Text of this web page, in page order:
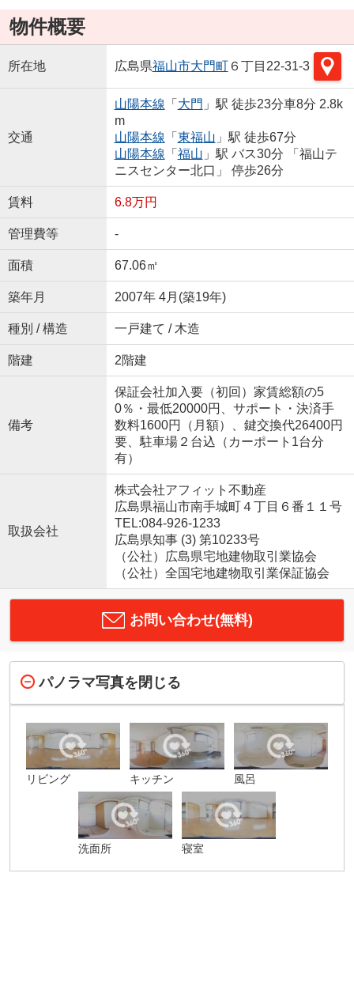
物件概要
所在地 広島県福山市大門町６丁目22-31-3
交通
山陽本線 「 大門 」駅 徒歩23分車8分 2.8k
m
山陽本線 「 東福山 」駅 徒歩67分
山陽本線 「 福山 」駅 バス30分 「福山テ
ニスセンター北口」 停歩26分
賃料 6.8万円
管理費等 -
面積 67.06㎡
築年月 2007年 4月(築19年)
種別 / 構造 一戸建て / 木造
階建 2階建
備考
保証会社加入要（初回）家賃総額の5
0％・最低20000円、サポート・決済手
数料1600円（月額）、鍵交換代26400円
要、駐車場２台込（カーポート1台分
有）
取扱会社
株式会社アフィット不動産
広島県福山市南手城町４丁目６番１１号
TEL:084-926-1233
広島県知事 (3) 第10233号
（公社）広島県宅地建物取引業協会
（公社）全国宅地建物取引業保証協会
お問い合わせ(無料)
パノラマ写真を閉じる
リビング キッチン 風呂
洗面所 寝室